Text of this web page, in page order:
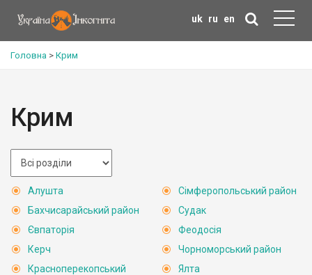
uk ru en
Головна > Крим
Крим
Алушта
Бахчисарайський район
Євпаторія
Керч
Красноперекопський
Сімферопольський район
Судак
Феодосія
Чорноморський район
Ялта